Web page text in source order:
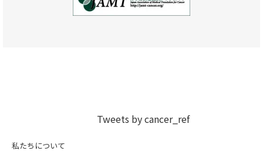
Tweets by cancer_ref
私たちについて